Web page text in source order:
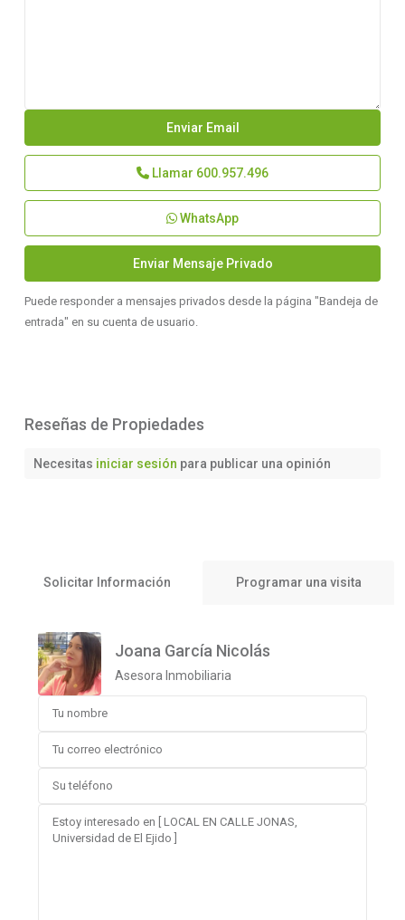
Llamar 600.957.496
WhatsApp
Puede responder a mensajes privados desde la página "Bandeja de
entrada" en su cuenta de usuario.
Reseñas de Propiedades
Necesitas iniciar sesión para publicar una opinión
Solicitar Información Programar una visita
Joana García Nicolás
Asesora Inmobiliaria